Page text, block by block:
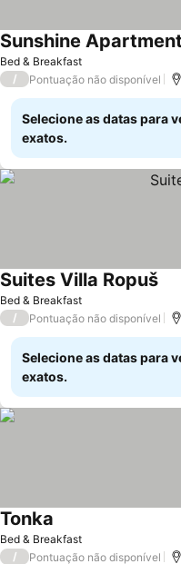
Bed & Breakfast
/ Pontuação não disponível
Selecione as datas para
exatos.
Bed & Breakfast
Suites Villa Ropuš
/ Pontuação não disponível
Selecione as datas para
exatos.
Bed & Breakfast
Tonka
/ Pontuação não disponível